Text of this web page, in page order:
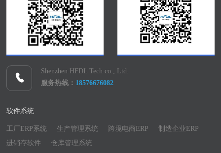
Shenzhen HFDL Tech co., Ltd.
服务热线： 18576676082
软件系统
工厂ERP系统 生产管理系统 跨境电商ERP
制造企业ERP
进销存软件
仓库管理系统